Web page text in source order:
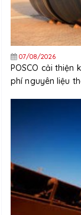
07/08/2026
POSCO cải
phí nguyên liệu